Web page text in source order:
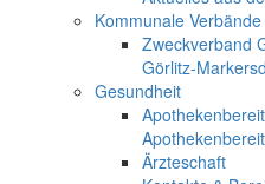
Kommunale Verbände
Zweckverband
Görlitz-
Gesundheit
Ärzteschaft